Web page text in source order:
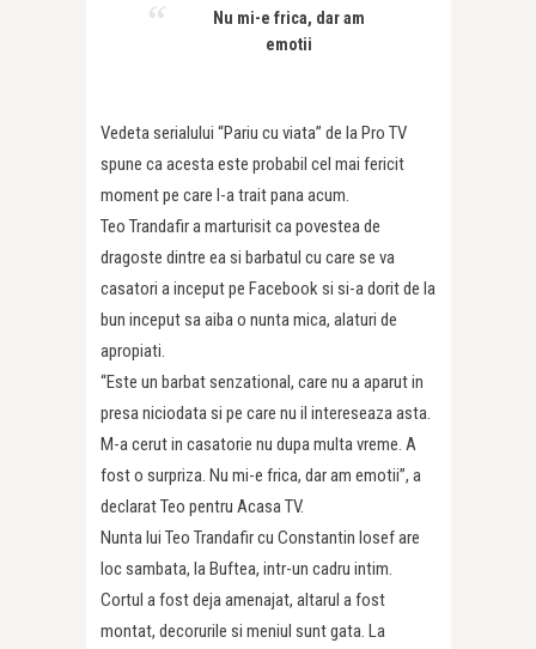
Nu mi-e frica, dar am
emotii
Vedeta serialului “Pariu cu viata” de la Pro TV
spune ca acesta este probabil cel mai fericit
moment pe care l-a trait pana acum.
Teo Trandafir a marturisit ca povestea de
dragoste dintre ea si barbatul cu care se va
casatori a inceput pe Facebook si si-a dorit de la
bun inceput sa aiba o nunta mica, alaturi de
apropiati.
“Este un barbat senzational, care nu a aparut in
presa niciodata si pe care nu il intereseaza asta.
M-a cerut in casatorie nu dupa multa vreme. A
fost o surpriza. Nu mi-e frica, dar am emotii”, a
declarat Teo pentru Acasa TV.
Nunta lui Teo Trandafir cu Constantin Iosef are
loc sambata, la Buftea, intr-un cadru intim.
Cortul a fost deja amenajat, altarul a fost
montat, decorurile si meniul sunt gata. La